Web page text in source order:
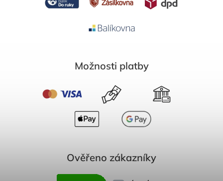
Možnosti platby
Ověřeno zákazníky